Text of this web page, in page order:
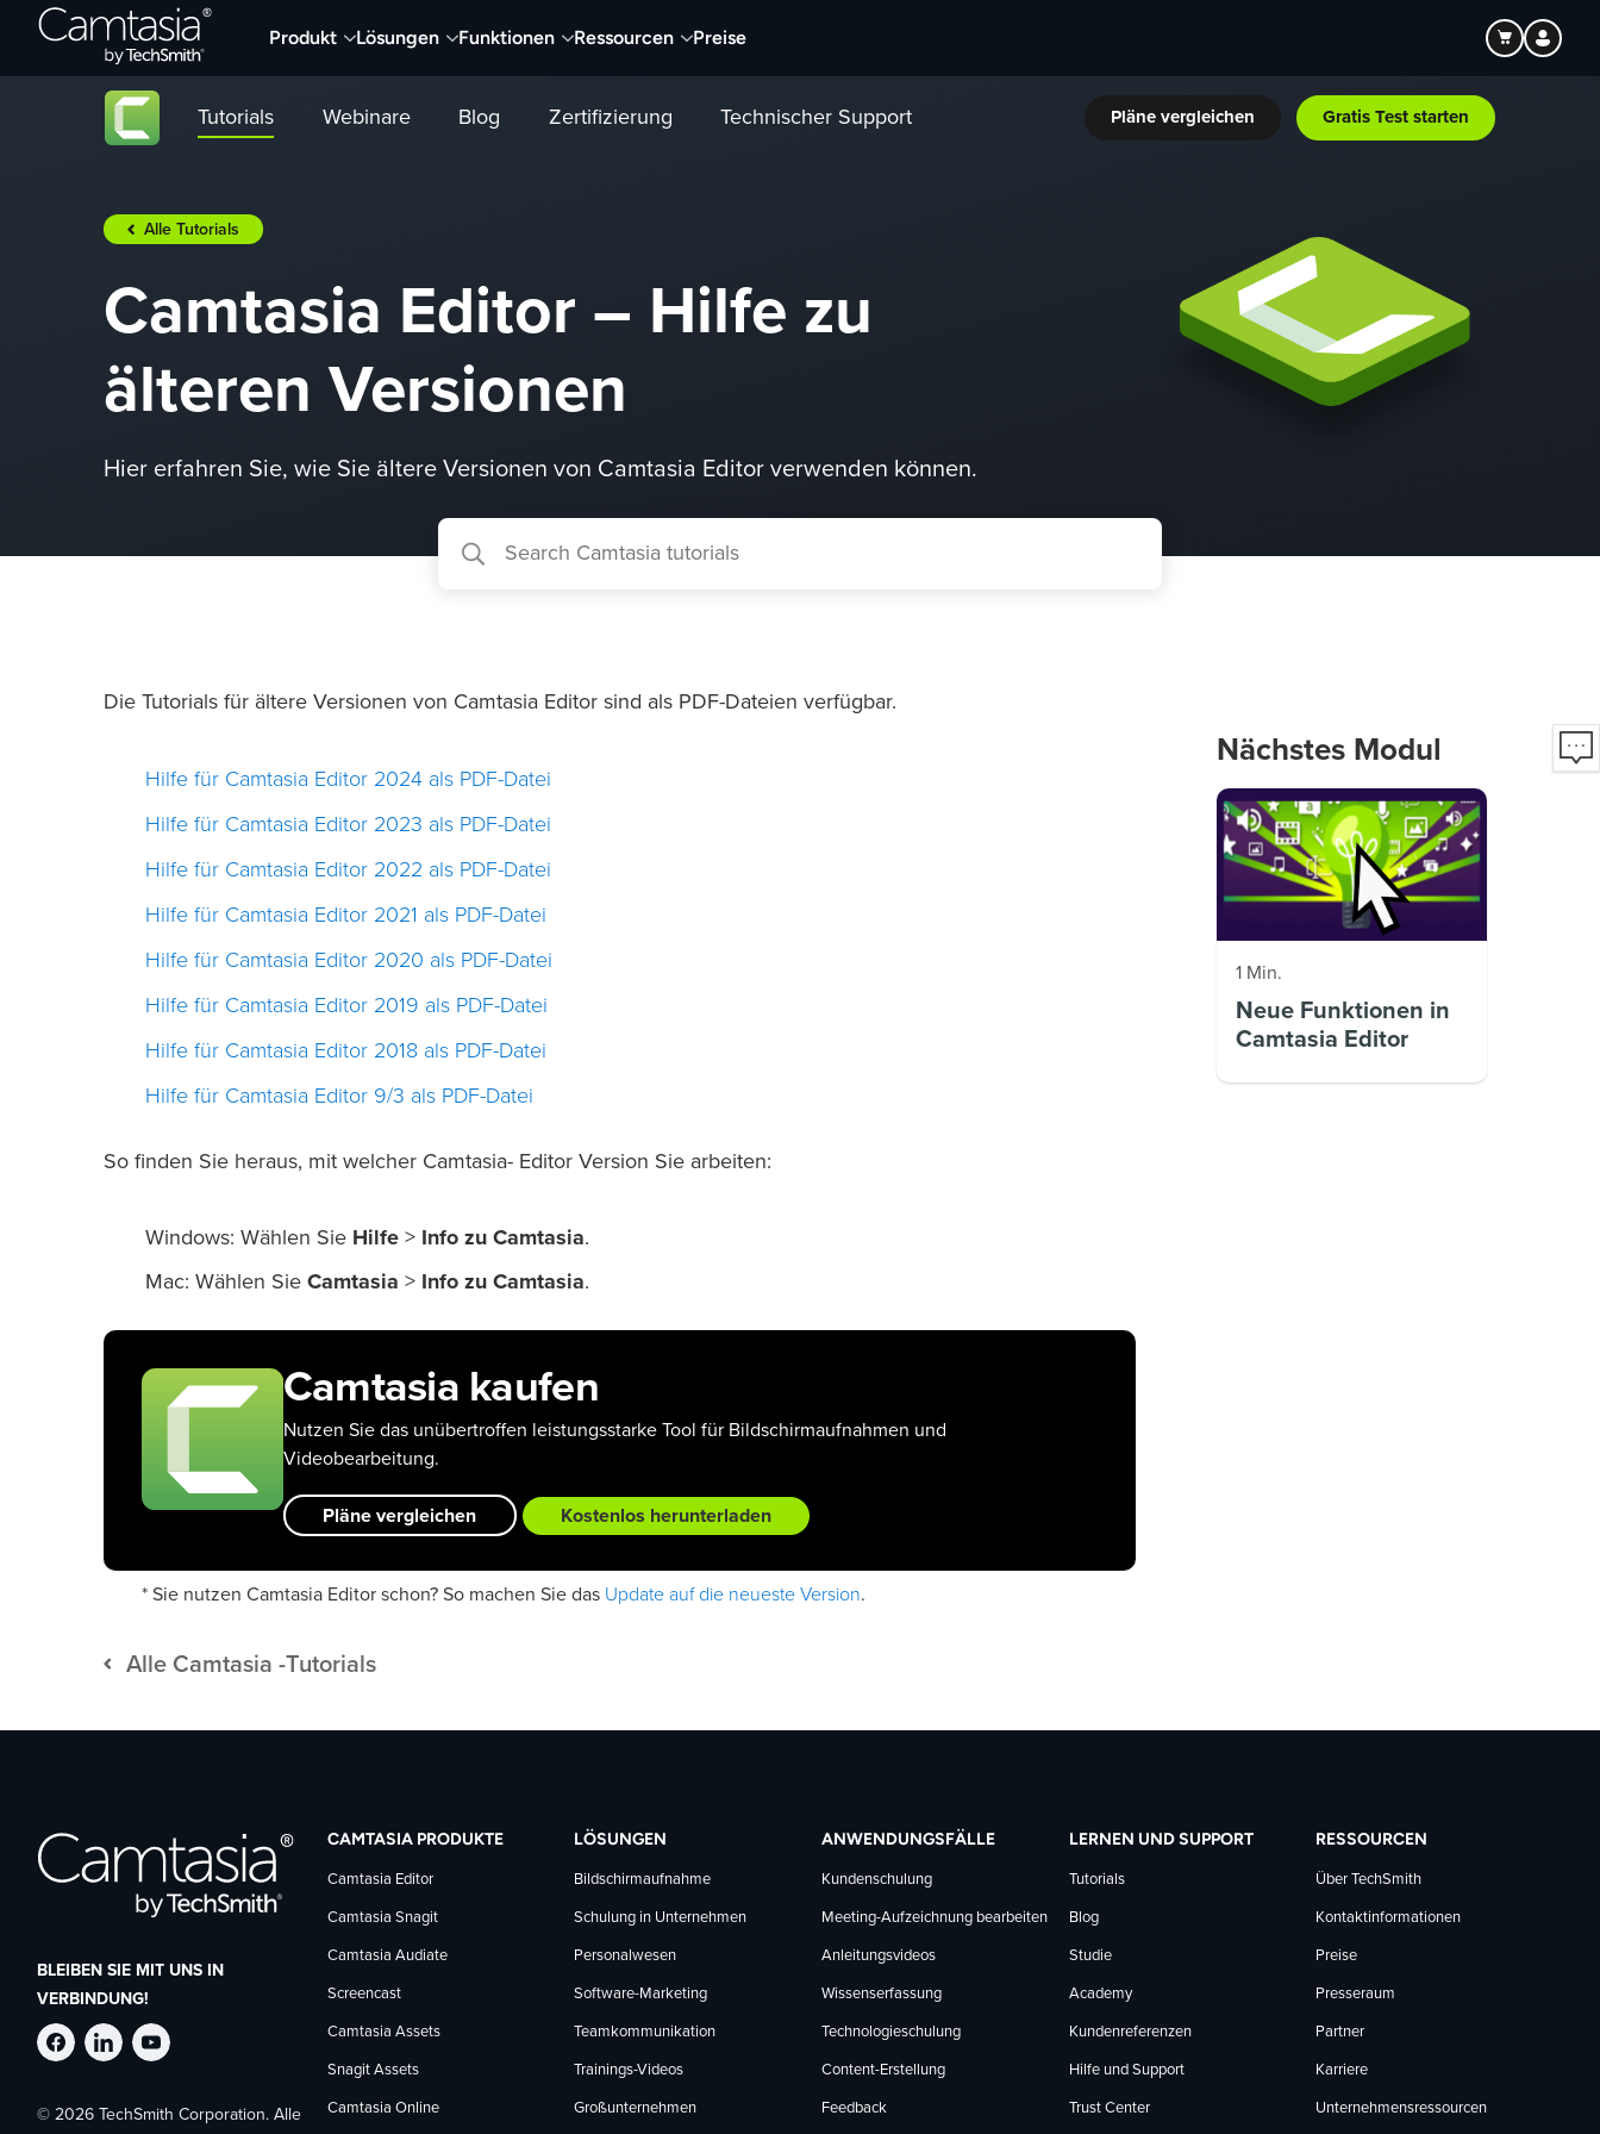
Direkt
Produkt Lösungen Funktionen Ressourcen Preise
Tutorials Webinare Blog Zertifizierung Technischer Support Pläne vergleichen Gratis Test starten
Alle Tutorials
Camtasia Editor – Hilfe zu
älteren Versionen
Hier erfahren Sie, wie Sie ältere Versionen von Camtasia Editor verwenden können.
Die Tutorials für ältere Versionen von Camtasia Editor sind als PDF-Dateien verfügbar.
Hilfe für Camtasia Editor 2024 als PDF-Datei
Hilfe für Camtasia Editor 2023 als PDF-Datei
Hilfe für Camtasia Editor 2022 als PDF-Datei
Hilfe für Camtasia Editor 2021 als PDF-Datei
Hilfe für Camtasia Editor 2020 als PDF-Datei
Hilfe für Camtasia Editor 2019 als PDF-Datei
Hilfe für Camtasia Editor 2018 als PDF-Datei
Hilfe für Camtasia Editor 9/3 als PDF-Datei
So finden Sie heraus, mit welcher Camtasia- Editor Version Sie arbeiten:
Windows: Wählen Sie Hilfe > Info zu Camtasia.
Mac: Wählen Sie Camtasia > Info zu Camtasia.
Camtasia kaufen
Nutzen Sie das unübertroffen leistungsstarke Tool für Bildschirmaufnahmen und
Videobearbeitung.
Pläne vergleichen Kostenlos herunterladen
* Sie nutzen Camtasia Editor schon? So machen Sie das Update auf die neueste Version.
Alle Camtasia -Tutorials
Nächstes Modul
1 Min.
Neue Funktionen in
Camtasia Editor
BLEIBEN SIE MIT UNS IN
VERBINDUNG!
TechSmith
TechSmith
TechSmith
© 2026 TechSmith Corporation. Alle
CAMTASIA PRODUKTE
Camtasia Editor
Camtasia Snagit
Camtasia Audiate
Screencast
Camtasia Assets
Snagit Assets
Camtasia Online
LÖSUNGEN
Bildschirmaufnahme
Schulung in Unternehmen
Personalwesen
Software-Marketing
Teamkommunikation
Trainings-Videos
Großunternehmen
ANWENDUNGSFÄLLE
Kundenschulung
Meeting-Aufzeichnung bearbeiten
Anleitungsvideos
Wissenserfassung
Technologieschulung
Content-Erstellung
Feedback
LERNEN UND SUPPORT
Tutorials
Blog
Studie
Academy
Kundenreferenzen
Hilfe und Support
Trust Center
RESSOURCEN
Über TechSmith
Kontaktinformationen
Preise
Presseraum
Partner
Karriere
Unternehmensressourcen